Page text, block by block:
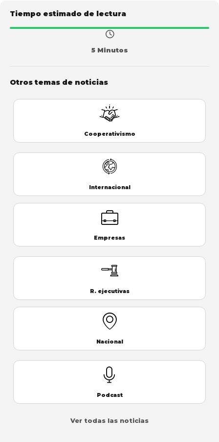
Tiempo estimado de lectura
5 Minutos
Otros temas de noticias
Cooperativismo
Internacional
Empresas
R. ejecutivas
Nacional
Podcast
Ver todas las noticias